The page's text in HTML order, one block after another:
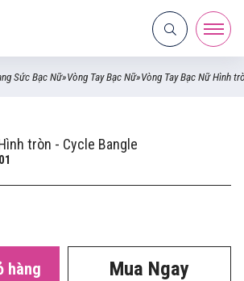
Sức Bạc Nữ»Vòng Tay Bạc Nữ»Vòng Tay Bạc Nữ Hình
tròn - Cycle Bangle
hàng Mua Ngay